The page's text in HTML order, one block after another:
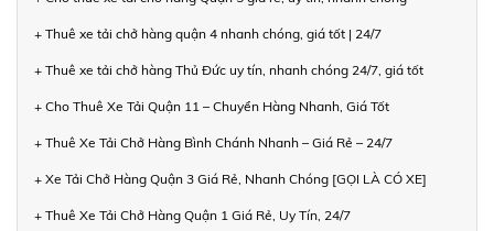
+ Thuê xe tải chở hàng quận 4 nhanh chóng, giá tốt | 24/7
+ Thuê xe tải chở hàng Thủ Đức uy tín, nhanh chóng 24/7, giá tốt
+ Cho Thuê Xe Tải Quận 11 – Chuyển Hàng Nhanh, Giá Tốt
+ Thuê Xe Tải Chở Hàng Bình Chánh Nhanh – Giá Rẻ – 24/7
+ Xe Tải Chở Hàng Quận 3 Giá Rẻ, Nhanh Chóng [GỌI LÀ CÓ XE]
+ Thuê Xe Tải Chở Hàng Quận 1 Giá Rẻ, Uy Tín, 24/7